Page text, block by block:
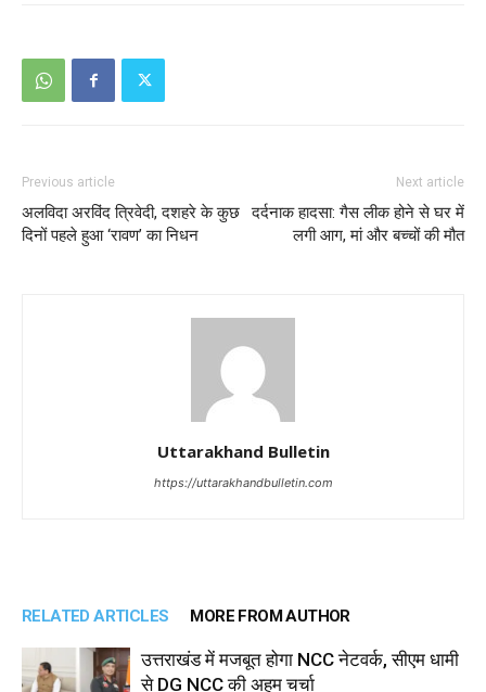
Previous article
अलविदा अरविंद त्रिवेदी, दशहरे के कुछ
दिनों पहले हुआ ‘रावण’ का निधन
Next article
दर्दनाक हादसा: गैस लीक होने से घर में
लगी आग, मां और बच्चों की मौत
Uttarakhand Bulletin
https://uttarakhandbulletin.com
RELATED ARTICLES MORE FROM AUTHOR
उत्तराखंड में मजबूत होगा NCC नेटवर्क, सीएम धामी
से DG NCC की अहम चर्चा